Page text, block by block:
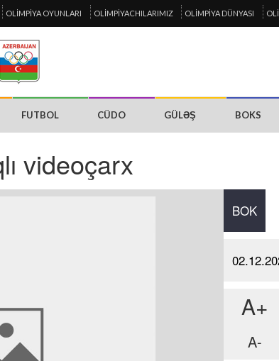
OLIMPIYA OYUNLARI OLIMPIYACHILARIMIZ OLIMPIYA DÜNYASI
FUTBOL CÜDO GÜLƏŞ BOKS
videoçarx
BOK
A+
A-